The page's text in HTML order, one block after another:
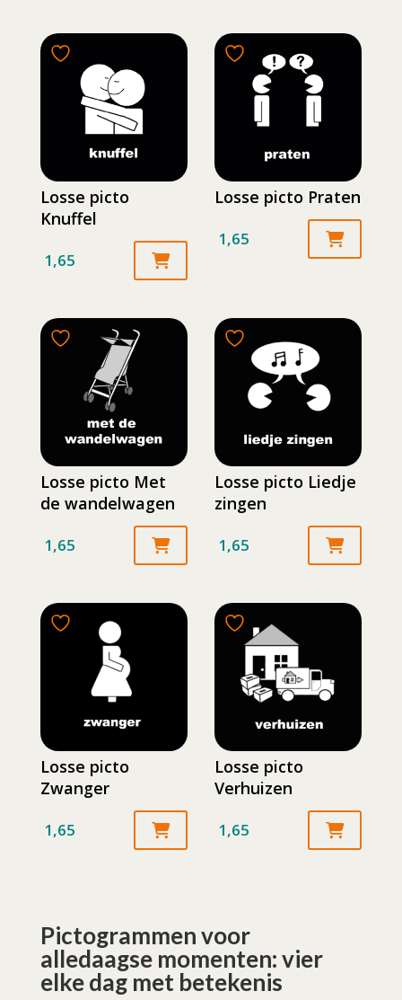
Losse picto
Knuffel
1,65
Losse picto Praten
1,65
Losse picto Met
de wandelwagen
1,65
Losse picto Liedje
zingen
1,65
Losse picto
Zwanger
1,65
Losse picto
Verhuizen
1,65
Pictogrammen voor
alledaagse momenten: vier
elke dag met betekenis